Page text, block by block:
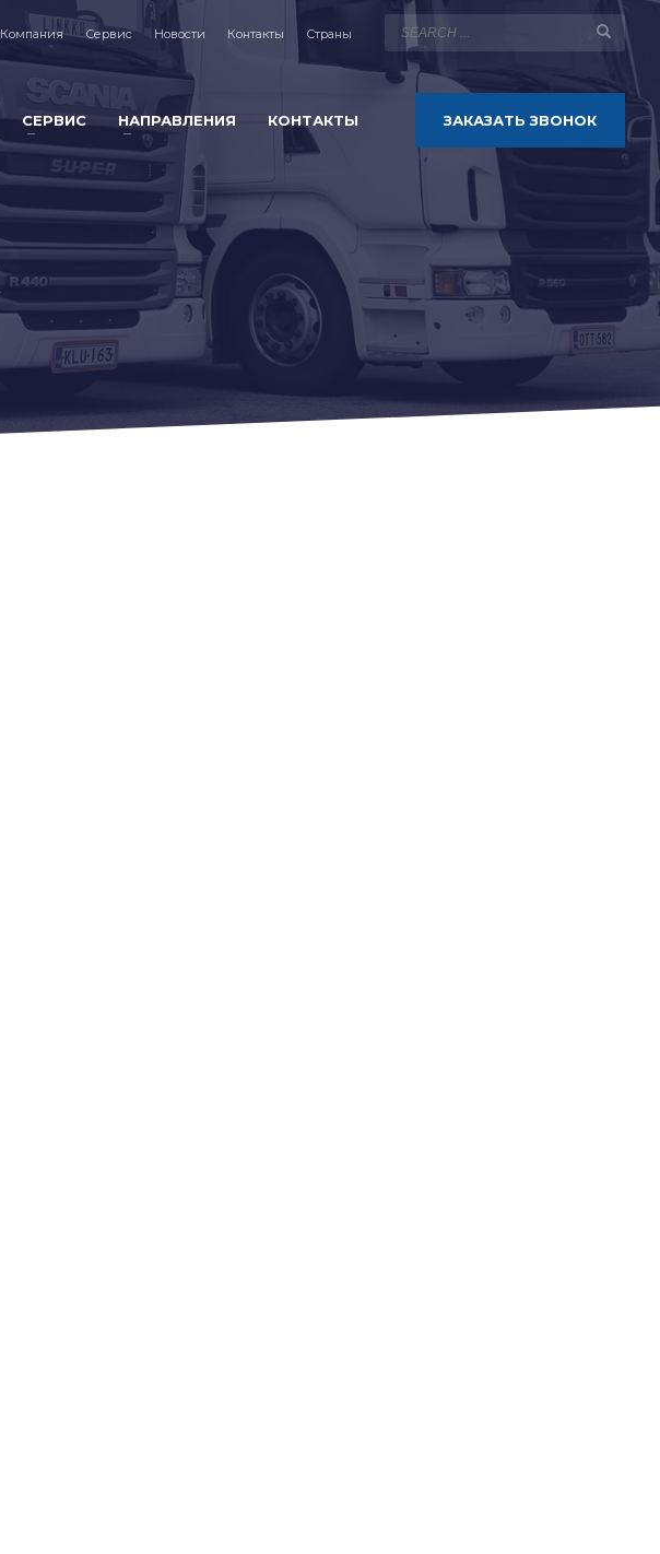
Компания Сервис Новости Контакты Страны
СЕРВИС НАПРАВЛЕНИЯ КОНТАКТЫ ЗАКАЗАТЬ ЗВОНОК